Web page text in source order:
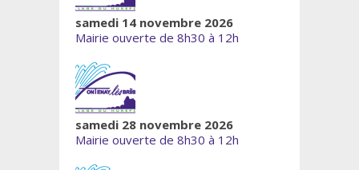
samedi 14 novembre 2026
Mairie ouverte de 8h30 à 12h
samedi 28 novembre 2026
Mairie ouverte de 8h30 à 12h